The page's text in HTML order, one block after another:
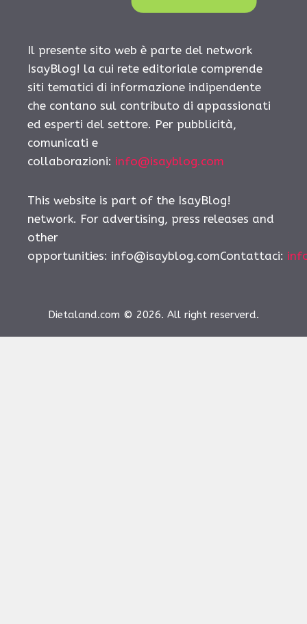
Il presente sito web è parte del network
IsayBlog! la cui rete editoriale comprende
siti tematici di informazione indipendente
che contano sul contributo di appassionati
ed esperti del settore. Per pubblicità,
comunicati e
collaborazioni: info@isayblog.com
This website is part of the IsayBlog!
network. For advertising, press releases and
other
opportunities: info@isayblog.comContattaci:
Dietaland.com © 2026. All right reserverd.